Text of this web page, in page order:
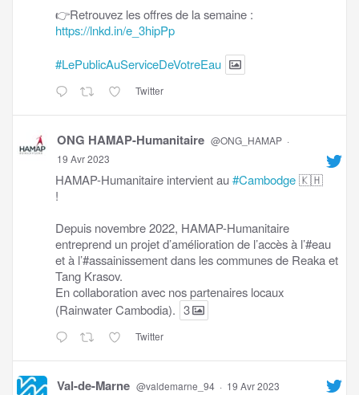
👉Retrouvez les offres de la semaine :
https://lnkd.in/e_3hipPp
#LePublicAuServiceDeVotreEau
Twitter
ONG HAMAP-Humanitaire @ONG_HAMAP ·
19 Avr 2023
HAMAP-Humanitaire intervient au#Cambodge🇰🇭
!
Depuis novembre 2022, HAMAP-Humanitaire
entreprend un projet d’amélioration de l’accès à l’#eau
et à l’#assainissement dans les communes de Reaka et
Tang Krasov.
En collaboration avec nos partenaires locaux
(Rainwater Cambodia). 3
Twitter
Val-de-Marne @valdemarne_94 · 19 Avr 2023